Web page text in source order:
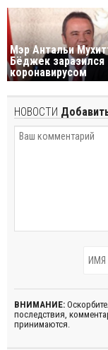
Мэр Антальи
Бёджек заразился
коронавирусом
НОВОСТИ
ВНИМАНИЕ:
последствия,
принимаются.